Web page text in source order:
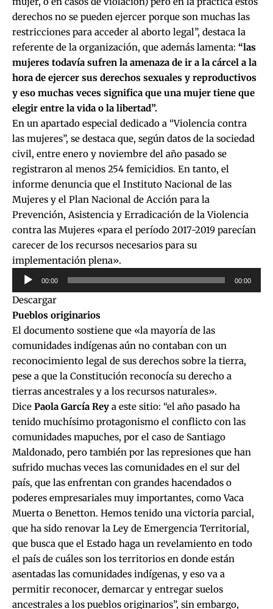
derechos no se pueden ejercer porque son muchas las
restricciones para acceder al aborto legal”, destaca la
referente de la organización, que además lamenta: “las
mujeres todavía sufren la amenaza de ir a la cárcel a la
hora de ejercer sus derechos sexuales y reproductivos
y eso muchas veces significa que una mujer tiene que
elegir entre la vida o la libertad”.
En un apartado especial dedicado a “Violencia contra
las mujeres”, se destaca que, según datos de la sociedad
civil, entre enero y noviembre del año pasado se
registraron al menos 254 femicidios. En tanto, el
informe denuncia que el Instituto Nacional de las
Mujeres y el Plan Nacional de Acción para la
Prevención, Asistencia y Erradicación de la Violencia
contra las Mujeres «para el período 2017-2019 parecían
carecer de los recursos necesarios para su
implementación plena».
Reproductor
de
audio
00:00 00:00
Descargar
Pueblos originarios
El documento sostiene que «la mayoría de las
comunidades indígenas aún no contaban con un
reconocimiento legal de sus derechos sobre la tierra,
pese a que la Constitución reconocía su derecho a
tierras ancestrales y a los recursos naturales».
Dice Paola García Rey a este sitio: “el año pasado ha
tenido muchísimo protagonismo el conflicto con las
comunidades mapuches, por el caso de Santiago
Maldonado, pero también por las represiones que han
sufrido muchas veces las comunidades en el sur del
país, que las enfrentan con grandes hacendados o
poderes empresariales muy importantes, como Vaca
Muerta o Benetton. Hemos tenido una victoria parcial,
que ha sido renovar la Ley de Emergencia Territorial,
que busca que el Estado haga un revelamiento en todo
el país de cuáles son los territorios en donde están
asentadas las comunidades indígenas, y eso va a
permitir reconocer, demarcar y entregar suelos
ancestrales a los pueblos originarios”, sin embargo,